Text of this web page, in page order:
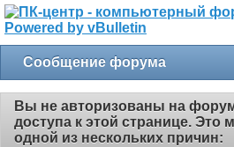
Сообщение форума
Вы не авторизованы на
доступа к этой странице. Это
одной из нескольких причин: